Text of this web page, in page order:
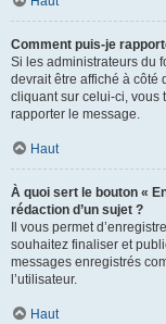
Comment puis-je
Si les administrateurs du
devrait être affiché à côté
cliquant sur celui-ci, vous
rapporter le message.
Haut
À quoi sert le bouton «
rédaction d’un sujet ?
Il vous permet
souhaitez finaliser et
messages enregistrés
l’utilisateur.
Haut